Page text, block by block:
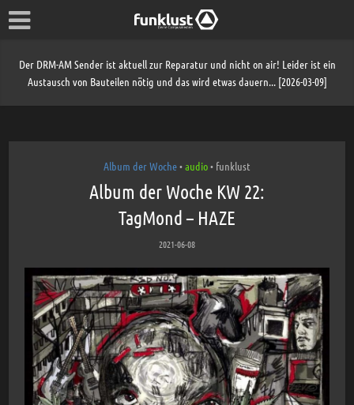
Der DRM-AM Sender ist aktuell zur Reparatur und nicht on air! Leider ist ein
Austausch von Bauteilen nötig und das wird etwas dauern... [2026-03-09]
Album der Woche•audio• funklust
Album der Woche KW 22:
TagMond – HAZE
2021-06-08